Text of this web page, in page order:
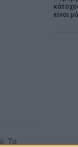
είναι
Τα